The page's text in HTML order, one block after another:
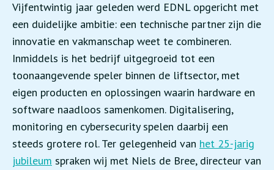
Vijfentwintig jaar geleden werd EDNL opgericht met
een duidelijke ambitie: een technische partner zijn die
innovatie en vakmanschap weet te combineren.
Inmiddels is het bedrijf uitgegroeid tot een
toonaangevende speler binnen de liftsector, met
eigen producten en oplossingen waarin hardware en
software naadloos samenkomen. Digitalisering,
monitoring en cybersecurity spelen daarbij een
steeds grotere rol. Ter gelegenheid van het 25-jarig
jubileum spraken wij met Niels de Bree, directeur van